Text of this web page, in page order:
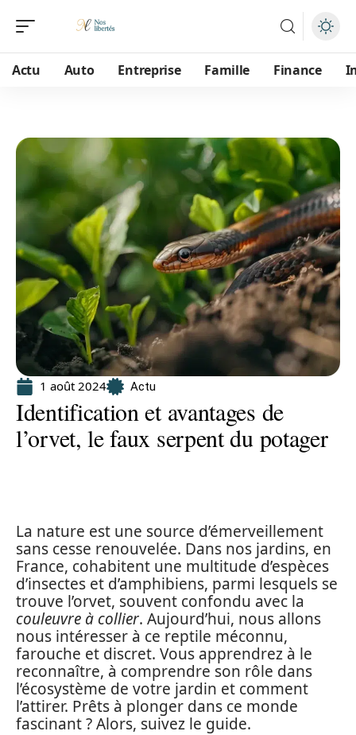
Actu Auto Entreprise Famille Finance
1 août 2024 Actu
Identification et avantages de
l’orvet, le faux serpent du potager
La nature est une source d’émerveillement
sans cesse renouvelée. Dans nos jardins, en
France, cohabitent une multitude d’espèces
d’insectes et d’amphibiens, parmi lesquels se
trouve l’orvet, souvent confondu avec la
couleuvre à collier. Aujourd’hui, nous allons
nous intéresser à ce reptile méconnu,
farouche et discret. Vous apprendrez à le
reconnaître, à comprendre son rôle dans
l’écosystème de votre jardin et comment
l’attirer. Prêts à plonger dans ce monde
fascinant ? Alors, suivez le guide.